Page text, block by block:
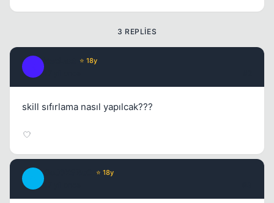
3 REPLIES
⭐ 18y
skill sıfırlama nasıl yapılcak???
⭐ 18y